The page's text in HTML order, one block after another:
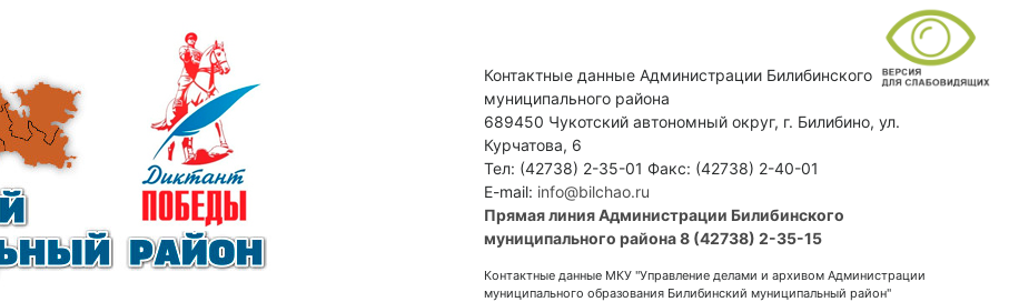
Контактные данные Администрации Билибинского
муниципального района
689450 Чукотский автономный округ, г. Билибино, ул.
Курчатова, 6
Тел: (42738) 2-35-01 Факс: (42738) 2-40-01
E-mail: info@bilchao.ru
Прямая линия Администрации Билибинского
муниципального района 8 (42738) 2-35-15
Контактные данные МКУ "Управление делами и архивом Администрации
муниципального образования Билибинский муниципальный район"